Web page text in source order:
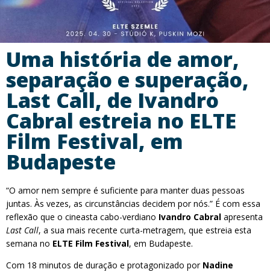
Uma história de amor,
separação e superação,
Last Call, de Ivandro
Cabral estreia no ELTE
Film Festival, em
Budapeste
“O amor nem sempre é suficiente para manter duas pessoas
juntas. Às vezes, as circunstâncias decidem por nós.” É com essa
reflexão que o cineasta cabo-verdiano Ivandro Cabral apresenta
Last Call, a sua mais recente curta-metragem, que estreia esta
semana no ELTE Film Festival, em Budapeste.
Com 18 minutos de duração e protagonizado por Nadine